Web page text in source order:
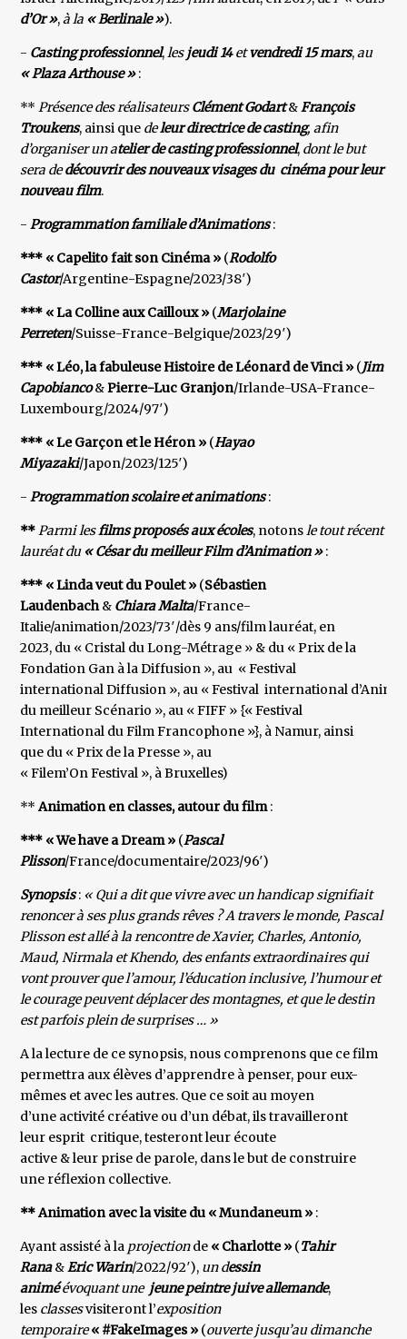
d’Or »,à la « Berlinale »).
- Casting professionnel,lesjeudi 14etvendredi 15 mars,au
« Plaza Arthouse »:
**Présence des réalisateursClément Godart&François
Troukens, ainsi que deleur directrice de casting, afin
d’organiser un atelier de casting professionnel, dont le but
sera dedécouvrir des nouveaux visages du cinéma pour leur
nouveau film.
-Programmation familiale d’Animations:
*** « Capelito fait son Cinéma » (Rodolfo
Castor/Argentine-Espagne/2023/38′)
*** « La Colline aux Cailloux » (Marjolaine
Perreten/Suisse-France-Belgique/2023/29′)
*** « Léo, la fabuleuse Histoire de Léonard de Vinci » (Jim
Capobianco&Pierre-Luc Granjon/Irlande-USA-France-
Luxembourg/2024/97′)
*** « Le Garçon et le Héron » (Hayao
Miyazaki/Japon/2023/125′)
-Programmation scolaire et animations:
**Parmi lesfilms proposés aux écoles, notonsle tout récent
lauréat du « César du meilleur Film d’Animation »:
*** « Linda veut du Poulet » (Sébastien
Laudenbach& Chiara Malta/France-
Italie/animation/2023/73′/dès 9 ans/film lauréat, en
2023, du « Cristal du Long-Métrage » & du « Prix de la
Fondation Gan à la Diffusion », au « Festival
international Diffusion », au « Festival international
du meilleur Scénario », au « FIFF » {« Festival
International du Film Francophone »}, à Namur, ainsi
que du « Prix de la Presse », au
« Filem’On Festival », à Bruxelles)
** Animation en classes, autour du film:
*** « We have a Dream » (Pascal
Plisson/France/documentaire/2023/96′)
Synopsis: « Qui a dit que vivre avec un handicap signifiait
renoncer à ses plus grands rêves ? A travers le monde, Pascal
Plisson est allé à la rencontre de Xavier, Charles, Antonio,
Maud, Nirmala et Khendo, des enfants extraordinaires qui
vont prouver que l’amour, l’éducation inclusive, l’humour et
le courage peuvent déplacer des montagnes, et que le destin
est parfois plein de surprises … »
A la lecture de ce synopsis, nous comprenons que ce film
permettra aux élèves d’apprendre à penser, pour eux-
mêmes et avec les autres. Que ce soit au moyen
d’une activité créative ou d’un débat, ils travailleront
leur esprit critique, testeront leur écoute
active & leur prise de parole, dans le but de construire
une réflexion collective.
** Animation avec la visite du « Mundaneum » :
Ayant assisté à la projectionde « Charlotte » (Tahir
Rana&Eric Warin/2022/92′), un dessin
animéévoquant une jeune peintre juive allemande,
les classesvisiteront l’exposition
temporaire« #FakeImages » (ouverte jusqu’audimanche